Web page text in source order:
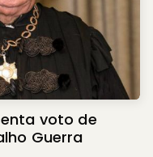
voto de
Guerra